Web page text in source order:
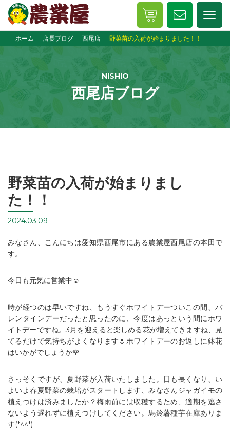
ホーム 店長ブログ 西尾店 野菜苗の入荷が始まりました！！
NISHIO
西尾店ブログ
野菜苗の入荷が始まりまし
た！！
2024.03.09
みなさん、こんにちは愛知県西尾市にある農業屋西尾店の本田で
す。
今日も元気に営業中☺
時が経つのは早いですね、もうすぐホワイトデーついこの間、バ
レンタインデーだったと思ったのに、今度はあっという間にホワ
イトデーですね。3月を迎えると楽しめる花が増えてきますね、見
てるだけで気持ちがよくなります🌷ホワイトデーのお返しに鉢花
はいかがでしょうか🌹
さっそくですが、夏野菜が入荷いたしました。日も長くなり、い
よいよ春夏野菜の栽培がスタートします、みなさんジャガイモの
植えつけは済みましたか？梅雨前には収穫するため、適期を逃さ
ないよう遅れずに植えつけしてください。馬鈴薯種芋在庫ありま
す(*^^*)